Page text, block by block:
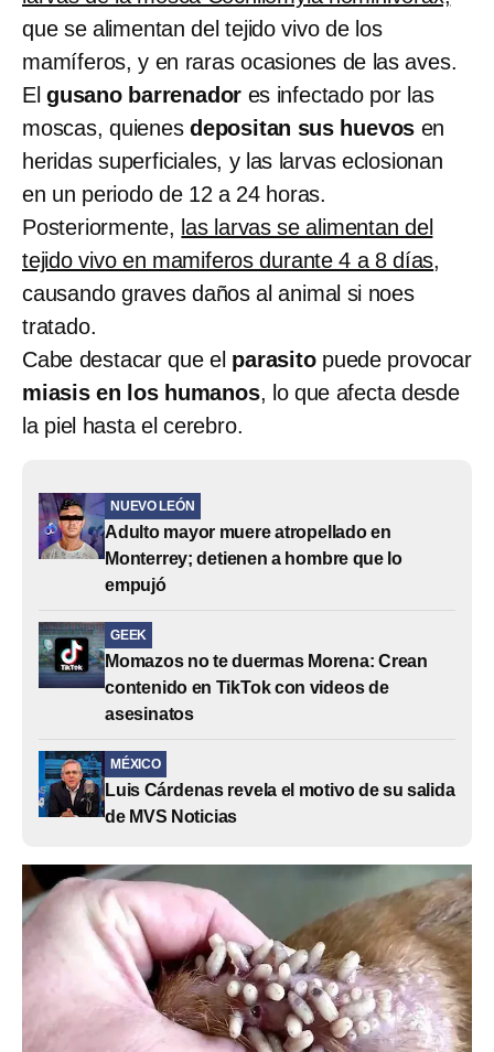
que se alimentan del tejido vivo de los
mamíferos, y en raras ocasiones de las aves.
El gusano barrenador es infectado por las
moscas, quienesdepositan sus huevos en
heridas superficiales, y las larvas eclosionan
en un periodo de 12 a 24 horas.
Posteriormente, las larvas se alimentan del
tejido vivo en mamiferos durante 4 a 8 días,
causando graves daños al animal si noes
tratado.
Cabe destacar que el parasitopuede provocar
miasis en los humanos, lo que afecta desde
la piel hasta el cerebro.
NUEVO LEÓN
Adulto mayor muere atropellado en
Monterrey; detienen a hombre que lo
empujó
GEEK
Momazos no te duermas Morena: Crean
contenido en TikTok con videos de
asesinatos
MÉXICO
Luis Cárdenas revela el motivo de su salida
de MVS Noticias